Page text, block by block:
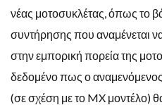
νέας μοτοσυκλέτας, όπως το
συντήρησης που αναμένεται
στην εμπορική πορεία της
δεδομένο πως ο
(σε σχέση με το MX μοντέλο)